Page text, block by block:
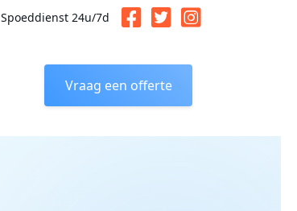
Spoeddienst 24u/7d
Vraag een offerte